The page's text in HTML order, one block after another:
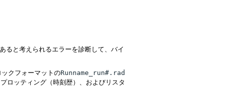
ると考えられるエラーを診断して、バイ
クフォーマットのRunname_run#.rad
ロッティング（時刻歴）、およびリスタ